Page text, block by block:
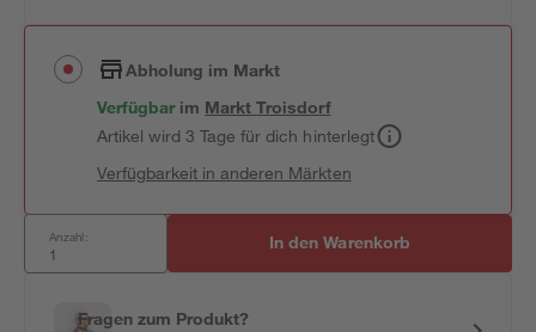
Abholung im Markt
Verfügbar im MarktTroisdorf
Artikel wird 3 Tage für dich hinterlegt
Verfügbarkeit in anderen Märkten
Anzahl: In den Warenkorb
Fragen zum Produkt?